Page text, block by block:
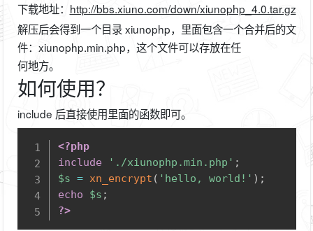
下载地址： http://bbs.xiuno.com/down/xiunophp_4.0.tar.gz
解压后会得到一个目录 xiunophp，里面包含一个合并后的文
件：xiunophp.min.php，这个文件可以存放在任
何地方。
如何使用？
include 后直接使用里面的函数即可。
<?php
include
'./xiunophp.min.php' ;
$s = xn_encrypt ( 'hello, world!' ) ;
echo
$s ;
?>